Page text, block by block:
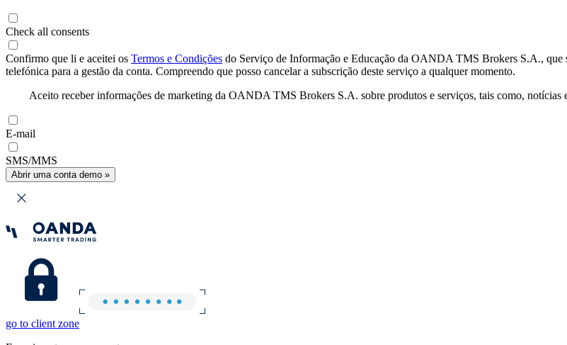
Check all consents
Confirmo que li e aceitei os Termos e Condições do Serviço de Informação e Educação da OANDA TMS Brokers S.A., que
telefónica para a gestão da conta. Compreendo que posso cancelar a subscrição deste serviço a qualquer momento.
Aceito receber informações de marketing da OANDA TMS Brokers S.A. sobre produtos e serviços, tais como, notícias
E-mail
SMS/MMS
Abrir uma conta demo »
go to client zone